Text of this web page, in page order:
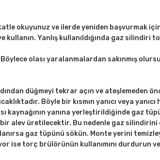
okuyunuz ve ilerde yeniden başvurmak
Yanlış kullanıldığında gaz silindiri
olası yaralanmalardan sakınmış
düğmeyi tekrar açın ve ateşlemeden
Böyle bir kısmın yanıcı veya
kaynağının yanına yerleştirildiğinde gaz
alev üretilecektir. Bu nedenle gaz
gaz tüpünü sökün. Monte yerini
ise torç brülörünün kullanımını durdurun